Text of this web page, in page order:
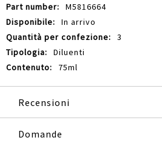
M5816664
In arrivo
3
Diluenti
75ml
Recensioni
Domande